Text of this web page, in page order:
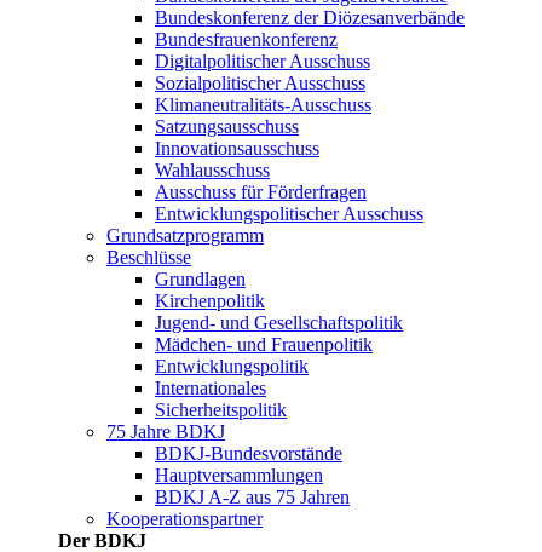
Bundeskonferenz der Diözesanverbände
Bundesfrauenkonferenz
Digitalpolitischer Ausschuss
Sozialpolitischer Ausschuss
Klimaneutralitäts-Ausschuss
Satzungsausschuss
Innovationsausschuss
Wahlausschuss
Ausschuss für Förderfragen
Entwicklungspolitischer Ausschuss
Grundsatzprogramm
Beschlüsse
Grundlagen
Kirchenpolitik
Jugend- und Gesellschaftspolitik
Mädchen- und Frauenpolitik
Entwicklungspolitik
Internationales
Sicherheitspolitik
75 Jahre BDKJ
BDKJ-Bundesvorstände
Hauptversammlungen
BDKJ A-Z aus 75 Jahren
Kooperationspartner
Der BDKJ